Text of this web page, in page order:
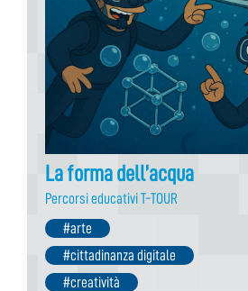
La forma dell’acqua
Percorsi educativi T-TOUR
#arte
#cittadinanza digitale
#creatività